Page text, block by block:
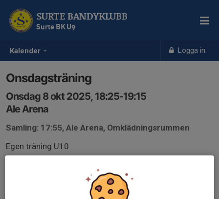
Kalender Logga in
SURTE BANDYKLUBB
Surte BK U9
Onsdagsträning
Onsdag 8 okt 2025, 18:25-19:15
Ale Arena
Samling: 17:55, Ale Arena, Omklädningsrummen
Egen träning U10